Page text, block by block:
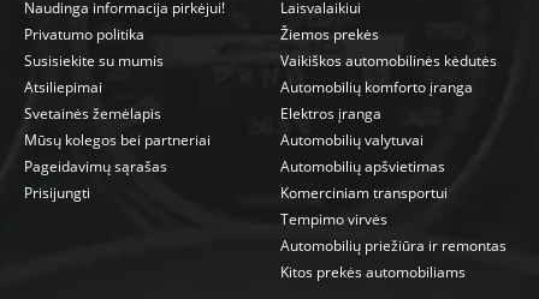
Naudinga informacija pirkėjui!
Privatumo politika
Susisiekite su mumis
Atsiliepimai
Svetainės žemėlapis
Mūsų kolegos bei partneriai
Pageidavimų sąrašas
Prisijungti
Laisvalaikiui
Žiemos prekės
Vaikiškos automobilinės kėdutės
Automobilių komforto įranga
Elektros įranga
Automobilių valytuvai
Automobilių apšvietimas
Komerciniam transportui
Tempimo virvės
Automobilių priežiūra ir remontas
Kitos prekės automobiliams